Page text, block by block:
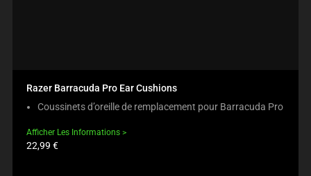
Razer Barracuda Pro Ear Cushions
Coussinets d’oreille de remplacement pour Barracuda Pro
Afficher Les Informations
Prix
22,99 €